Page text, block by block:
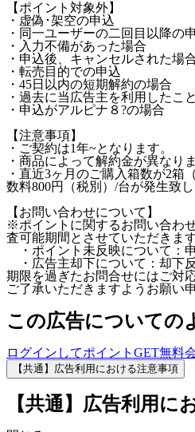
【ポイント対象外】
・虚偽･架空の申込
・同一ユーザーの二回目以降の
・入力不備があった場合
・申込後、キャンセルされた場
・転売目的での申込
・45日以内の短期解約の場合
・過去に当広告主を利用したこ
・申込がアルピナ８?の場合
【注意事項】
・ご契約は1年~となります。
・商品によって解約金が異なり
・直近3ヶ月のご購入箱数が2箱
数料800円（税別）/台が発生致し
【お問い合わせについて】
※ポイントに関するお問い合わ
査可能期間とさせていただきます
・ポイント未反映について：
・広告主却下について：却下
期限を過ぎたお問合せにはご対
ご了承いただきますようお願い
この広告についての
ログインしてポイントGET無料
【共通】広告利用における注意事項
【共通】広告利用に